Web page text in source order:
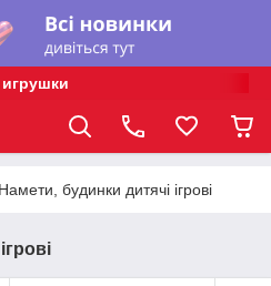
Намети, будинки дитячі ігрові